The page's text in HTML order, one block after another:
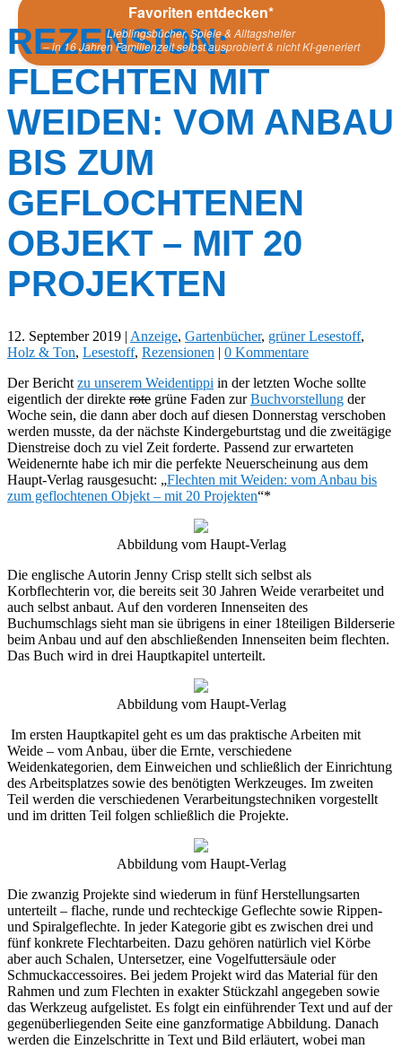
Favoriten entdecken*
Lieblingsbücher, Spiele & Alltagshelfer
– in 16 Jahren Familienzeit selbst ausprobiert & nicht KI-generiert
REZENSION:
FLECHTEN MIT
WEIDEN: VOM ANBAU
BIS ZUM
GEFLOCHTENEN
OBJEKT – MIT 20
PROJEKTEN
12. September 2019 | Anzeige, Gartenbücher, grüner Lesestoff,
Holz & Ton, Lesestoff, Rezensionen | 0 Kommentare
Der Bericht zu unserem Weidentippi in der letzten Woche sollte
eigentlich der direkte rote grüne Faden zurBuchvorstellung der
Woche sein, die dann aber doch auf diesen Donnerstag verschoben
werden musste, da der nächste Kindergeburtstag und die zweitägige
Dienstreise doch zu viel Zeit forderte. Passend zur erwarteten
Weidenernte habe ich mir die perfekte Neuerscheinung aus dem
Haupt-Verlag rausgesucht: „Flechten mit Weiden: vom Anbau bis
zum geflochtenen Objekt – mit 20 Projekten“*
Abbildung vom Haupt-Verlag
Die englische Autorin Jenny Crisp stellt sich selbst als
Korbflechterin vor, die bereits seit 30 Jahren Weide verarbeitet und
auch selbst anbaut. Auf den vorderen Innenseiten des
Buchumschlags sieht man sie übrigens in einer 18teiligen Bilderserie
beim Anbau und auf den abschließenden Innenseiten beim flechten.
Das Buch wird in drei Hauptkapitel unterteilt.
Abbildung vom Haupt-Verlag
Im ersten Hauptkapitel geht es um das praktische Arbeiten mit
Weide – vom Anbau, über die Ernte, verschiedene
Weidenkategorien, dem Einweichen und schließlich der Einrichtung
des Arbeitsplatzes sowie des benötigten Werkzeuges. Im zweiten
Teil werden die verschiedenen Verarbeitungstechniken vorgestellt
und im dritten Teil folgen schließlich die Projekte.
Abbildung vom Haupt-Verlag
Die zwanzig Projekte sind wiederum in fünf Herstellungsarten
unterteilt – flache, runde und rechteckige Geflechte sowie Rippen-
und Spiralgeflechte. In jeder Kategorie gibt es zwischen drei und
fünf konkrete Flechtarbeiten. Dazu gehören natürlich viel Körbe
aber auch Schalen, Untersetzer, eine Vogelfuttersäule oder
Schmuckaccessoires. Bei jedem Projekt wird das Material für den
Rahmen und zum Flechten in exakter Stückzahl angegeben sowie
das Werkzeug aufgelistet. Es folgt ein einführender Text und auf der
gegenüberliegenden Seite eine ganzformatige Abbildung. Danach
werden die Einzelschritte in Text und Bild erläutert, wobei man